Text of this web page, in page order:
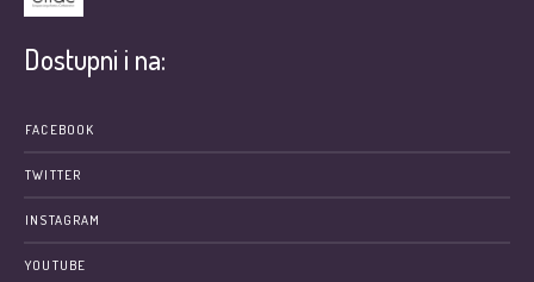
Dostupni i na:
FACEBOOK
TWITTER
INSTAGRAM
YOUTUBE